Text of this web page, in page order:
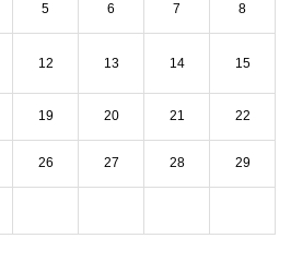
5 6 7 8
12 13 14 15
19 20 21 22
26 27 28 29